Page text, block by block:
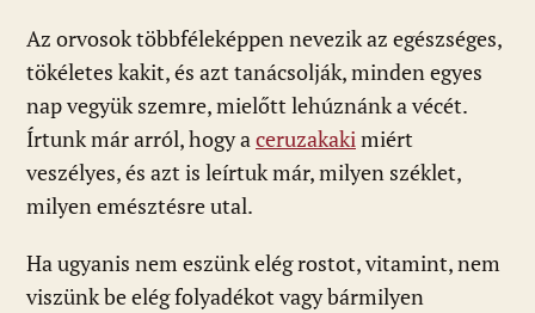
Az orvosok többféleképpen nevezik az egészséges,
tökéletes kakit, és azt tanácsolják, minden egyes
nap vegyük szemre, mielőtt lehúznánk a vécét.
Írtunk már arról, hogy aceruzakakimiért
veszélyes, és azt is leírtuk már, milyen széklet,
milyen emésztésre utal.
Ha ugyanis nem eszünk elég rostot, vitamint, nem
viszünk be elég folyadékot vagy bármilyen